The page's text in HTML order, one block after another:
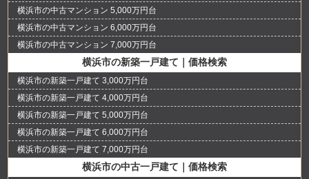
横浜市の中古マンション 5,000万円台
横浜市の中古マンション 6,000万円台
横浜市の中古マンション 7,000万円台
横浜市の新築一戸建て｜価格検索
横浜市の新築一戸建て 3,000万円台
横浜市の新築一戸建て 4,000万円台
横浜市の新築一戸建て 5,000万円台
横浜市の新築一戸建て 6,000万円台
横浜市の新築一戸建て 7,000万円台
横浜市の中古一戸建て｜価格検索